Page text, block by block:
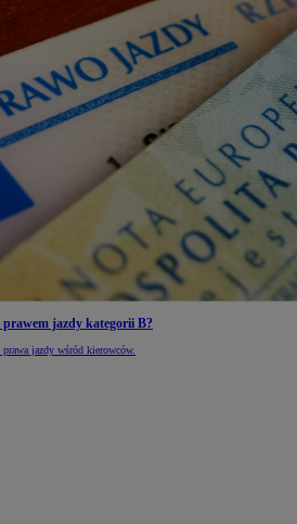
jazdy kategorii B?
jazdy wśród kierowców.